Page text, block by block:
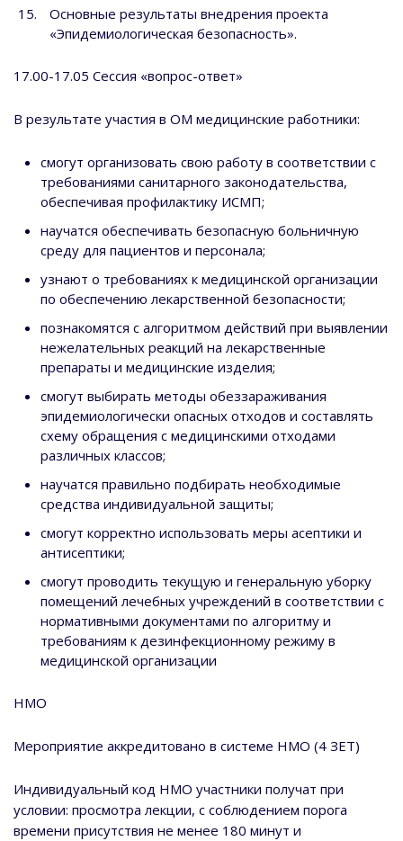
Основные результаты внедрения проекта
«Эпидемиологическая безопасность».
17.00-17.05 Сессия «вопрос-ответ»
В результате участия в ОМ медицинские работники:
смогут организовать свою работу в соответствии с
требованиями санитарного законодательства,
обеспечивая профилактику ИСМП;
научатся обеспечивать безопасную больничную
среду для пациентов и персонала;
узнают о требованиях к медицинской организации
по обеспечению лекарственной безопасности;
познакомятся с алгоритмом действий при выявлении
нежелательных реакций на лекарственные
препараты и медицинские изделия;
смогут выбирать методы обеззараживания
эпидемиологически опасных отходов и составлять
схему обращения с медицинскими отходами
различных классов;
научатся правильно подбирать необходимые
средства индивидуальной защиты;
смогут корректно использовать меры асептики и
антисептики;
смогут проводить текущую и генеральную уборку
помещений лечебных учреждений в соответствии с
нормативными документами по алгоритму и
требованиям к дезинфекционному режиму в
медицинской организации
НМО
Мероприятие аккредитовано в системе НМО (4 ЗЕТ)
Индивидуальный код НМО участники получат при
условии: просмотра лекции, с соблюдением порога
времени присутствия не менее 180 минут и